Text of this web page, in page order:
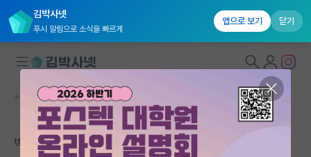
김박사넷
푸시 알림으로 소식을 빠르게
앱으로 보기 닫기
대학원생 모집
국내대학원 정보
커뮤니티 홈 자유 게시판(아무개랩)
박사 진학 고민되네요..